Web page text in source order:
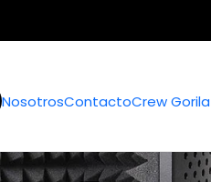
NosotrosContactoCrew Gorila